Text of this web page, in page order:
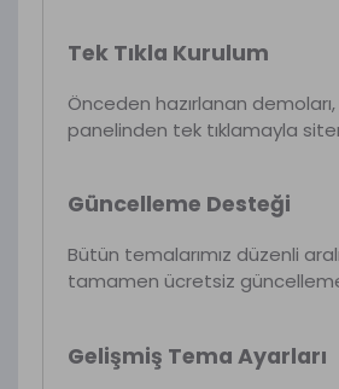
Tek Tıkla Kurulum
Önceden hazırlanan
panelinden tek tıklamayla
Güncelleme Desteği
Bütün temalarımız düzenli
tamamen ücretsiz
Gelişmiş Tema Ayarları